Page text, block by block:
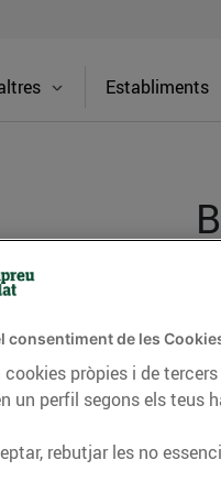
Establiments
consells
CONSELLS I HÀBITS
consentiment de les
pròpies i de
un perfil segons els teus
rebutjar les no